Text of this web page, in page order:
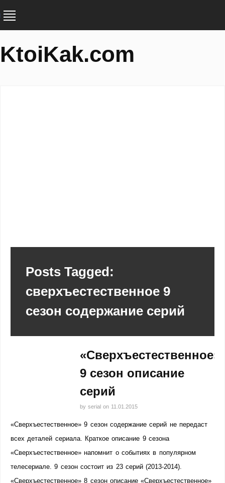
KtoiKak.com
Posts Tagged:
сверхъестественное 9
сезон содержание серий
«Сверхъестественное»
9 сезон описание
серий
by serial on 11.01.2015
«Сверхъестественное» 9 сезон содержание серий не передаст
всех деталей сериала. Краткое описание 9 сезона
«Сверхъестественное» напомнит о событиях в популярном
телесериале. 9 сезон состоит из 23 серий (2013-2014).
«Сверхъестественное» 8 сезон описание «Сверхъестественное»